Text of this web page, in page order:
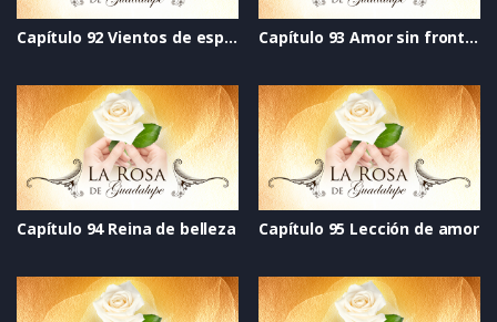
Capítulo 92 Vientos de esperanza Capítulo 93 Amor sin fronteras
Capítulo 94 Reina de belleza Capítulo 95 Lección de amor